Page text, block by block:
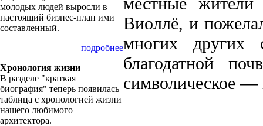
молодых людей выросли в
настоящий бизнес-план ими
составленный.
подробнее
Хронология жизни
В разделе "краткая
биография" теперь появилась
таблица с хронологией жизни
нашего любимого
архитектора.
Виоллё, и
многих других
благодатной
символическое —